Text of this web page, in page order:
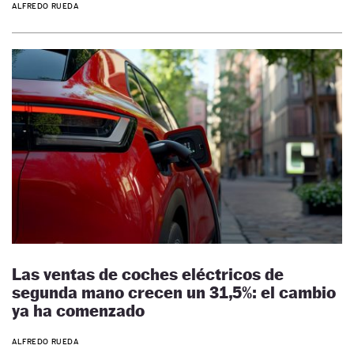
ALFREDO RUEDA
Las ventas de coches eléctricos de
segunda mano crecen un 31,5%: el cambio
ya ha comenzado
ALFREDO RUEDA